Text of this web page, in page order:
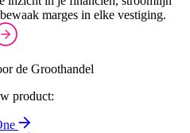
marges in elke vestiging.
de Groothandel
product: